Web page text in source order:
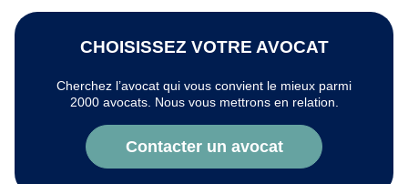
CHOISISSEZ VOTRE AVOCAT
Cherchez l’avocat qui vous convient le mieux parmi
2000 avocats. Nous vous mettrons en relation.
Contacter un avocat